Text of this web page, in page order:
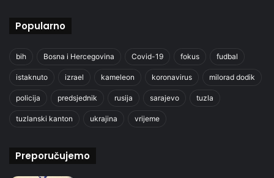
Popularno
bih Bosna i Hercegovina Covid-19 fokus fudbal
istaknuto izrael kameleon koronavirus milorad dodik
policija predsjednik rusija sarajevo tuzla
tuzlanski kanton ukrajina vrijeme
Preporučujemo